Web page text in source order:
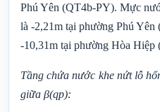
Phú Yên (QT4b-PY). Mực
là -2,21m tại phường Phú Yên
-10,31m tại phường Hòa Hiệp
Tầng chứa nước khe nứt lỗ
giữa β(qp):